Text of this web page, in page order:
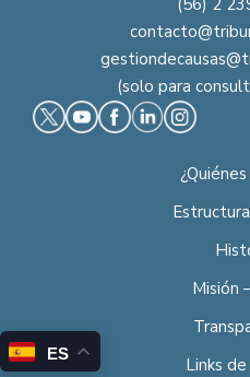
(56) 2
(solo para
Misión
Links
ES